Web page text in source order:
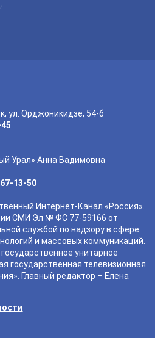
ул. Орджоникидзе, 54-б
Урал» Анна Вадимовна
13-50
Интернет-Канал «Россия».
СМИ Эл № ФС 77-59166 от
службой по надзору в сфере
и массовых коммуникаций.
унитарное
государственная телевизионная
Главный редактор – Елена